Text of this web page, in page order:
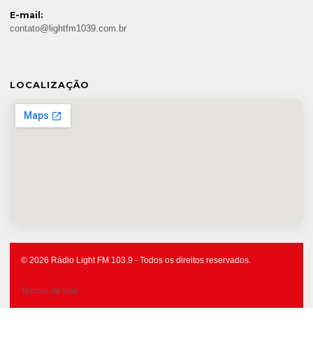
E-mail:
contato@lightfm1039.com.br
LOCALIZAÇÃO
© 2026 Rádio Light FM 103.9 - Todos os direitos reservados.
Termos de Uso